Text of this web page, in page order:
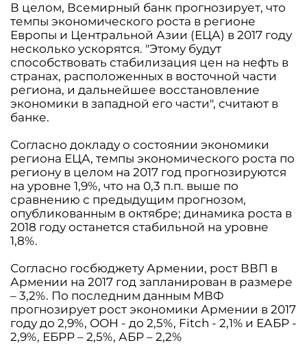
В целом, Всемирный банк прогнозирует, что
темпы экономического роста в регионе
Европы и Центральной Азии (ЕЦА) в 2017 году
несколько ускорятся. "Этому будут
способствовать стабилизация цен на нефть в
странах, расположенных в восточной части
региона, и дальнейшее восстановление
экономики в западной его части", считают в
банке.
Согласно докладу о состоянии экономики
региона ЕЦА, темпы экономического роста по
региону в целом на 2017 год прогнозируются
на уровне 1,9%, что на 0,3 п.п. выше по
сравнению с предыдущим прогнозом,
опубликованным в октябре; динамика роста в
2018 году останется стабильной на уровне
1,8%.
Согласно госбюджету Армении, рост ВВП в
Армении на 2017 год запланирован в размере
– 3,2%. По последним данным МВФ
прогнозирует рост экономики Армении в 2017
году до 2,9%, ООН - до 2,5%, Fitch - 2,1% и ЕАБР -
2,9%, ЕБРР – 2,5%, АБР – 2,2%